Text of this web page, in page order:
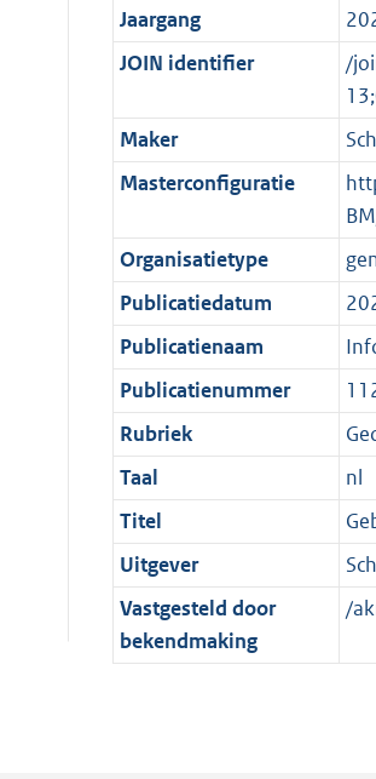
t
i
i
n
f
r
m
a
a
t
:
3
b
a
t
e
i
n
o
r
m
a
a
t
e
:
n
e
e
n
d
Jaargang
JOIN identifier
/
Maker
Masterconfiguratie
Organisatietype
Publicatiedatum
Publicatienaam
Publicatienummer
Rubriek
Taal
nl
Titel
Uitgever
Vastgesteld door
bekendmaking
/